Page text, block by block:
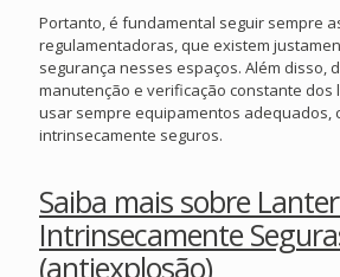
Portanto, é fundamental seguir sempre
regulamentadoras, que existem
segurança nesses espaços. Além disso,
manutenção e verificação constante dos
usar sempre equipamentos adequados,
intrinsecamente seguros.
Saiba mais sobre
Intrinsecamente
(antiexplosão)